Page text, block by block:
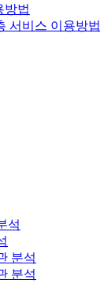
방법
서비스 이용방법
석
분석
분석